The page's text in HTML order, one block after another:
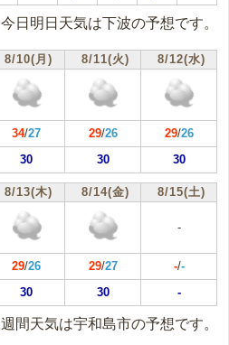
今日明日天気は下波の予想です。
8/10(月) 8/11(火) 8/12(水)
34/27 29/26 29/26
30 30 30
8/13(木) 8/14(金) 8/15(土)
-
29/26 29/27 -/-
30 30 -
週間天気は宇和島市の予想です。